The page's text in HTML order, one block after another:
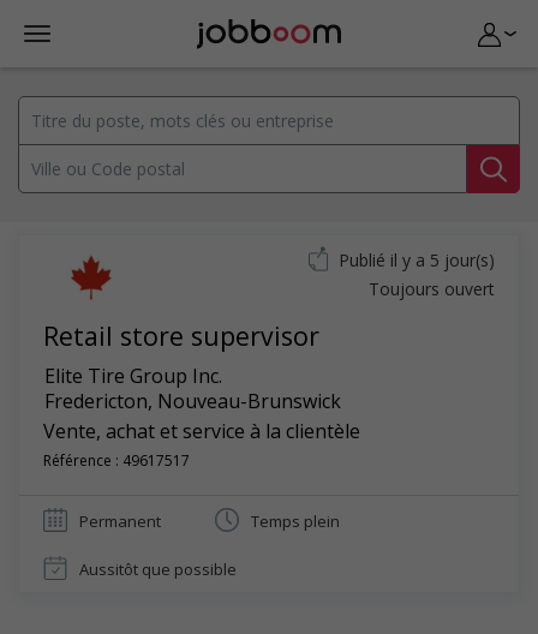
Retail store supervisor
Elite Tire Group Inc.
Fredericton, Nouveau-Brunswick
Vente, achat et service à la clientèle
Référence : 49617517
Publié il y a 5 jour(s)
Toujours ouvert
Permanent Temps plein
Aussitôt que possible